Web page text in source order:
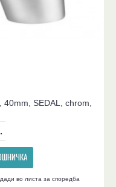
40mm, SEDAL, chrom,
во листа за споредба